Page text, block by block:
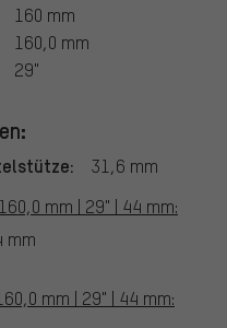
160 mm
160,0 mm
29"
31,6 mm
mm | 29" | 44 mm:
mm
mm | 29" | 44 mm: